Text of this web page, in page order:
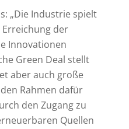
„Die Industrie spielt
der
Innovationen
Green Deal stellt
aber auch große
Rahmen dafür
den Zugang zu
Quellen